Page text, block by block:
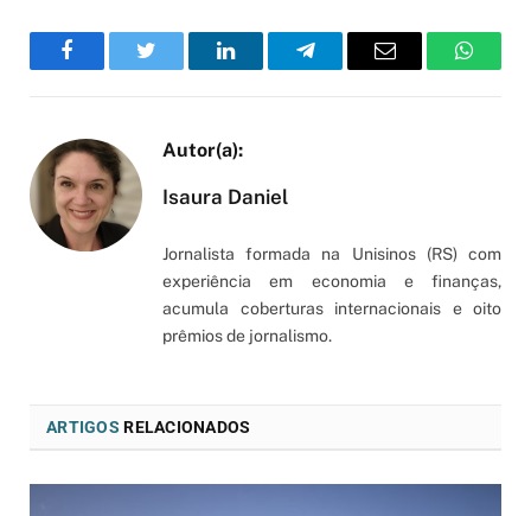
FacebookTwitter LinkedInTelegramEmail
Isaura Daniel
Jornalista formada na Unisinos (RS) com
experiência em economia e finanças,
acumula coberturas internacionais e oito
prêmios de jornalismo.
ARTIGOS RELACIONADOS